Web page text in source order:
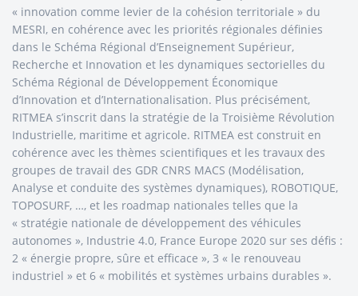
« innovation comme levier de la cohésion territoriale » du
MESRI, en cohérence avec les priorités régionales définies
dans le Schéma Régional d’Enseignement Supérieur,
Recherche et Innovation et les dynamiques sectorielles du
Schéma Régional de Développement Économique
d’Innovation et d’Internationalisation. Plus précisément,
RITMEA s’inscrit dans la stratégie de la Troisième Révolution
Industrielle, maritime et agricole. RITMEA est construit en
cohérence avec les thèmes scientifiques et les travaux des
groupes de travail des GDR CNRS MACS (Modélisation,
Analyse et conduite des systèmes dynamiques), ROBOTIQUE,
TOPOSURF, …, et les roadmap nationales telles que la
« stratégie nationale de développement des véhicules
autonomes », Industrie 4.0, France Europe 2020 sur ses défis :
2 « énergie propre, sûre et efficace », 3 « le renouveau
industriel » et 6 « mobilités et systèmes urbains durables ».